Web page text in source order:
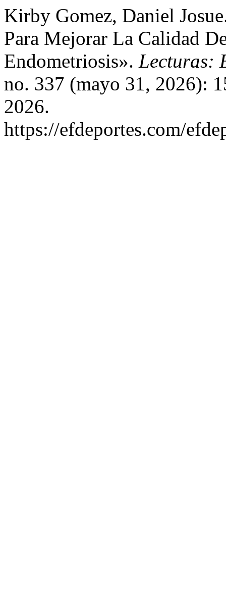
Kirby Gomez, Daniel
Para Mejorar La Calidad
Endometriosis». Lecturas:
no. 337 (mayo 31, 2026):
2026.
https://efdeportes.com/